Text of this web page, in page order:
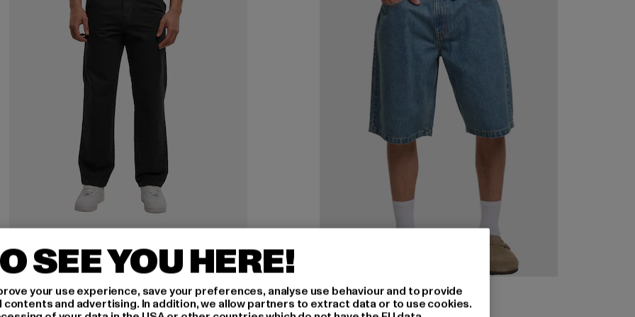
DEF
DEF Wood Straight Fit Jeans
34,19 EUR
Derzeitiger Preis: 34,19 EUR
59,99 EURAktionspreis: 59,99 EUR DEF
DEF SKATER Shorts
SEE YOU HERE!
your use experience, save your preferences, analyse use behaviour and to provide
and advertising. In addition, we allow partners to extract data or to use cookies.